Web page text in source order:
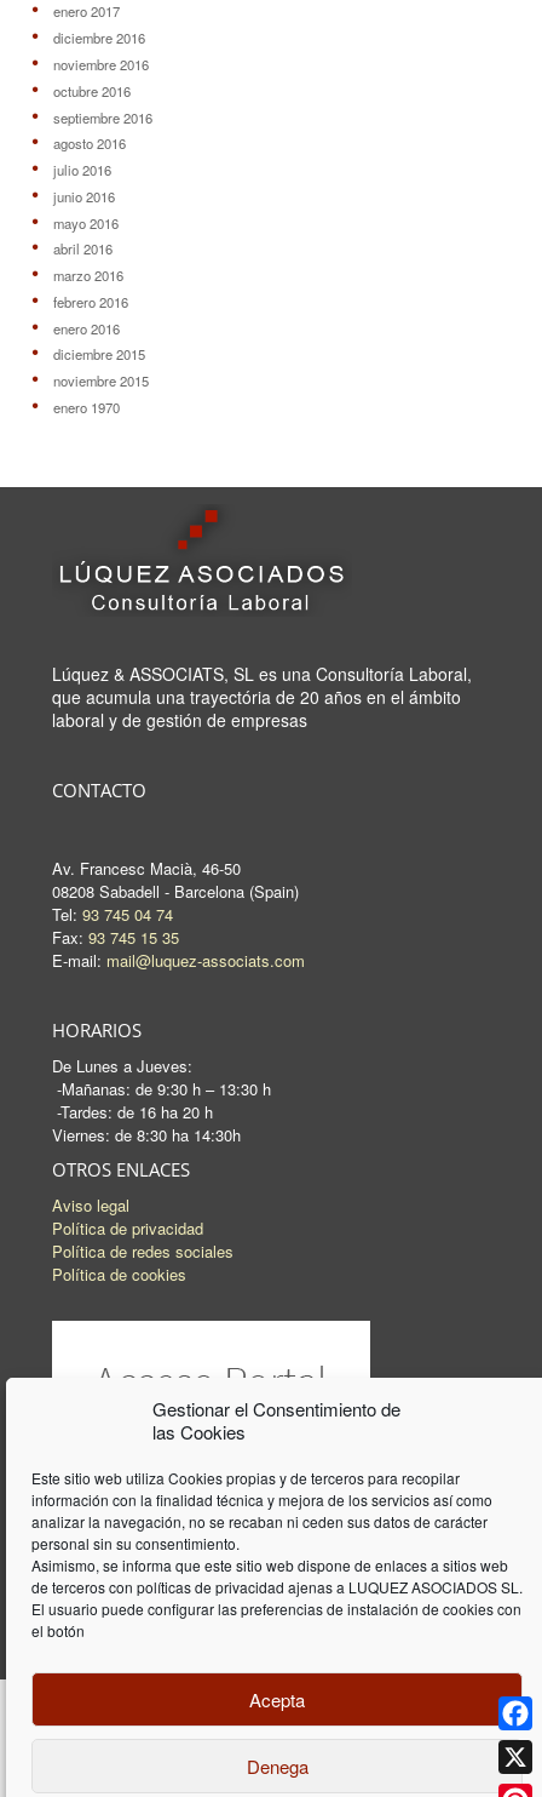
Gestionar el Consentimiento de
las Cookies
Este sitio web utiliza Cookies propias y de terceros para recopilar
información con la finalidad técnica y mejora de los servicios así como
analizar la navegación, no se recaban ni ceden sus datos de carácter
personal sin su consentimiento.
Asimismo, se informa que este sitio web dispone de enlaces a sitios web
de terceros con políticas de privacidad ajenas a LUQUEZ ASOCIADOS SL.
El usuario puede configurar las preferencias de instalación de cookies con
el botón
Acepta
Denega
enero 2017
diciembre 2016
noviembre 2016
octubre 2016
septiembre 2016
agosto 2016
julio 2016
junio 2016
mayo 2016
abril 2016
marzo 2016
febrero 2016
enero 2016
diciembre 2015
noviembre 2015
enero 1970
Lúquez & ASSOCIATS, SL es una Consultoría Laboral,
que acumula una trayectória de 20 años en el ámbito
laboral y de gestión de empresas
CONTACTO
Av. Francesc Macià, 46-50
08208 Sabadell - Barcelona (Spain)
Tel: 93 745 04 74
Fax: 93 745 15 35
E-mail: mail@luquez-associats.com
HORARIOS
De Lunes a Jueves:
-Mañanas: de 9:30 h – 13:30 h
-Tardes: de 16 ha 20 h
Viernes: de 8:30 ha 14:30h
OTROS ENLACES
Aviso legal
Política de privacidad
Política de redes sociales
Política de cookies
Diseño y programación web porDieres.com
| Lúquez Associats SL | ©
X